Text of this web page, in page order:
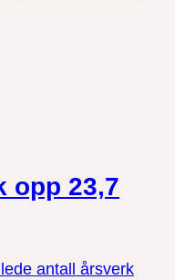
opp 23,7
antall årsverk